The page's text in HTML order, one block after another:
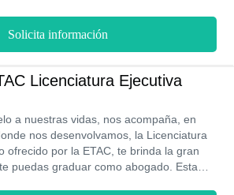
con más de 50 años de experiencia
Los costos de estudiar en la UNEA
que no puede dejar perder esta
Solicita información
Licenciatura Ejecutiva
a nuestras vidas, nos acompaña, en
nos desenvolvamos, la Licenciatura
ofrecido por la ETAC, te brinda la gran
puedas graduar como abogado. Esta